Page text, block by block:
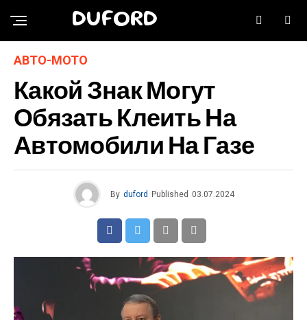
DUFORD
АВТО-МОТО
Какой Знак Могут
Обязать Клеить На
Автомобили На Газе
By duford Published 03.07.2024